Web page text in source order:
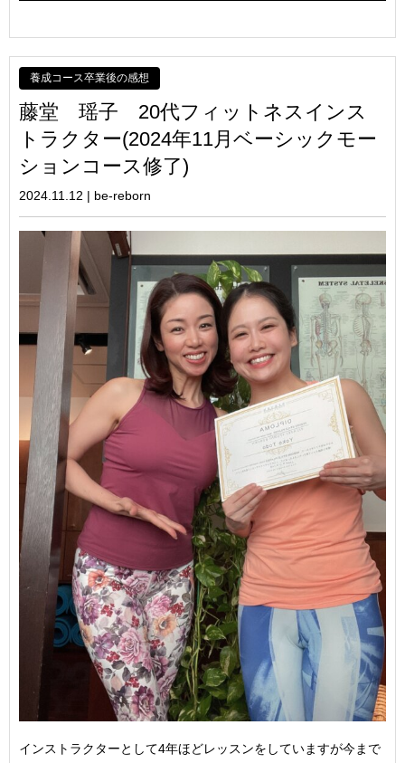
養成コース卒業後の感想
藤堂 瑶子 20代フィットネスインス
トラクター(2024年11月ベーシックモー
ションコース修了)
2024.11.12 | be-reborn
インストラクターとして4年ほどレッスンをしていますが今まで